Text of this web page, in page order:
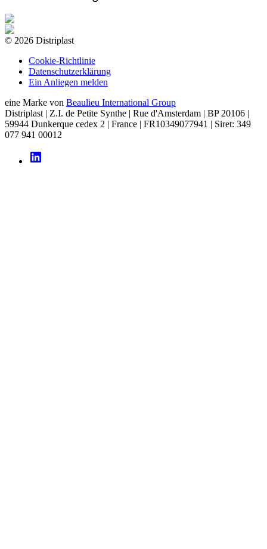
© 2026 Distriplast
Cookie-Richtlinie
Datenschutzerklärung
Ein Anliegen melden
eine Marke von Beaulieu International Group
Distriplast | Z.I. de Petite Synthe | Rue d'Amsterdam | BP 20106 |
59944 Dunkerque cedex 2 | France | FR10349077941 | Siret: 349
077 941 00012